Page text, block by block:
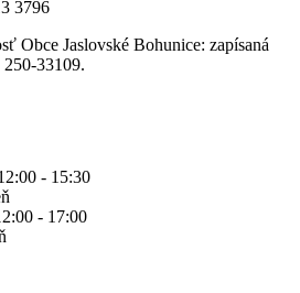
3796
Obce Jaslovské Bohunice: zapísaná
33109.
- 15:30
- 17:00